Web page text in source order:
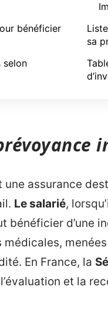
bénéficier
selon
sa
assurance
Le salarié,
bénéficier d’une
En France, la
et la